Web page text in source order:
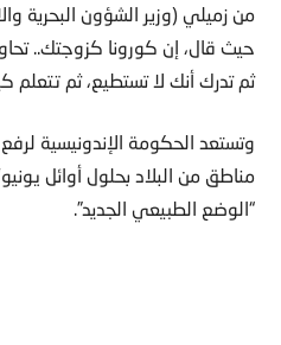
من زميلي (وزير الشؤون البحرية
حيث قال، إن كورونا كزوجتك..
ثم تدرك أنك لا تستطيع، ثم تتعلم
وتستعد الحكومة الإندونيسية
مناطق من البلاد بحلول أوائل
“الوضع الطبيعي الجديد”.